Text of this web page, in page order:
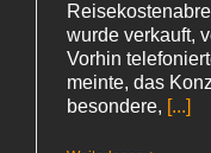
wurde verkauft,
Vorhin
meinte, das
besondere, [...]